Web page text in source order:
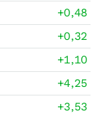
+0,48
+0,32
+1,10
+4,25
+3,53